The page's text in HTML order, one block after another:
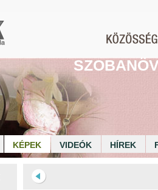
KÉPEK VIDEÓK HÍREK